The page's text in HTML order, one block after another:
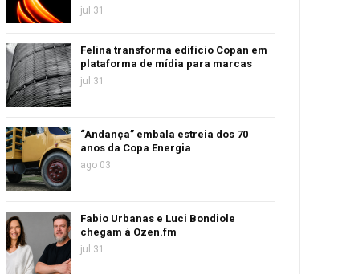
jul 31
Felina transforma edifício Copan em
plataforma de mídia para marcas
jul 31
“Andança” embala estreia dos 70
anos da Copa Energia
ago 03
Fabio Urbanas e Luci Bondiole
chegam à Ozen.fm
jul 31